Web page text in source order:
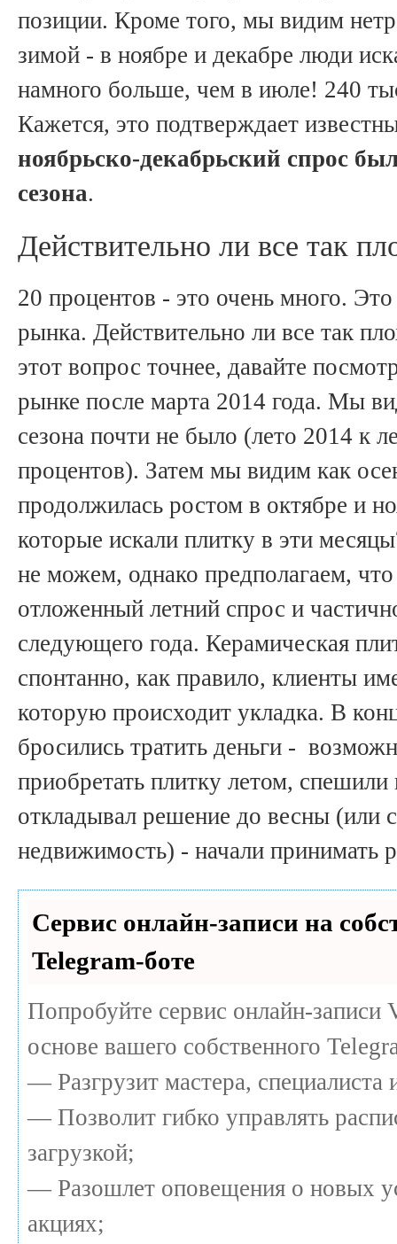
позиции. Кроме того, мы видим
зимой - в ноябре и декабре люди
намного больше, чем в июле! 240
Кажется, это подтверждает
ноябрьско-декабрьский спрос
сезона.
Действительно ли все так
20 процентов - это очень много.
рынка. Действительно ли все так
этот вопрос точнее, давайте
рынке после марта 2014 года. Мы
сезона почти не было (лето 2014 к
процентов). Затем мы видим как
продолжилась ростом в октябре и
которые искали плитку в эти
не можем, однако предполагаем,
отложенный летний спрос и
следующего года. Керамическая
спонтанно, как правило, клиенты
которую происходит укладка. В
бросились тратить деньги -
приобретать плитку летом,
откладывал решение до весны (или
недвижимость) - начали принимать
Сервис онлайн-записи на
Telegram-боте
Попробуйте сервис онлайн-записи
основе вашего собственного
— Разгрузит мастера,
— Позволит гибко управлять
загрузкой;
— Разошлет оповещения о новых
акциях;